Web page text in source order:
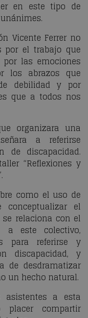
en este tipo de
Vicente Ferrer no
por el trabajo que
las emociones
los abrazos que
debilidad y por
que a todos nos
organizara una
a referirse
de discapacidad.
“Reflexiones y
como el uso de
el
relaciona con el
este colectivo,
para referirse y
discapacidad, y
de desdramatizar
un hecho natural.
a esta
compartir